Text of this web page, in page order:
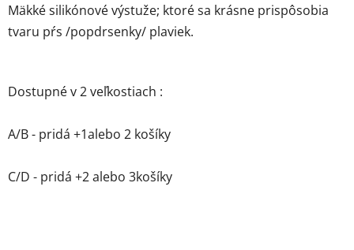
Mäkké silikónové výstuže; ktoré sa krásne prispôsobia
tvaru pŕs /popdrsenky/ plaviek.
Dostupné v 2 veľkostiach :
A/B - pridá +1alebo 2 košíky
C/D - pridá +2 alebo 3košíky